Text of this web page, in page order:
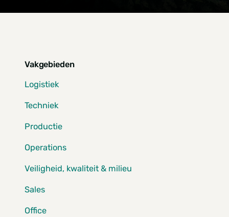
Vakgebieden
Logistiek
Techniek
Productie
Operations
Veiligheid, kwaliteit & milieu
Sales
Office